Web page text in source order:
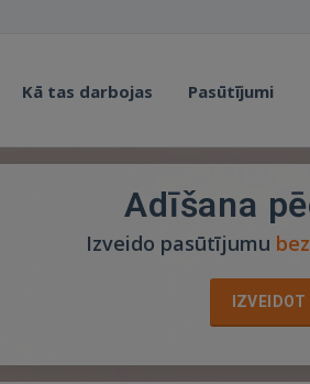
Kā tas darbojas Pasūtījumi
Adīšana
Izveido pasūtījumu